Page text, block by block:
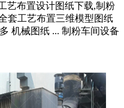
艺布置设计图纸下载,制粉
套工艺布置三维模型图纸
机械图纸 ... 制粉车间设备